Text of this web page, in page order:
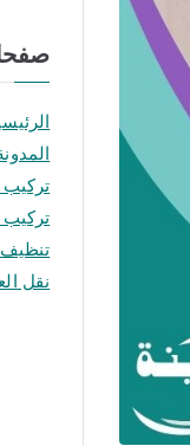
تركيب
تركيب
نقل